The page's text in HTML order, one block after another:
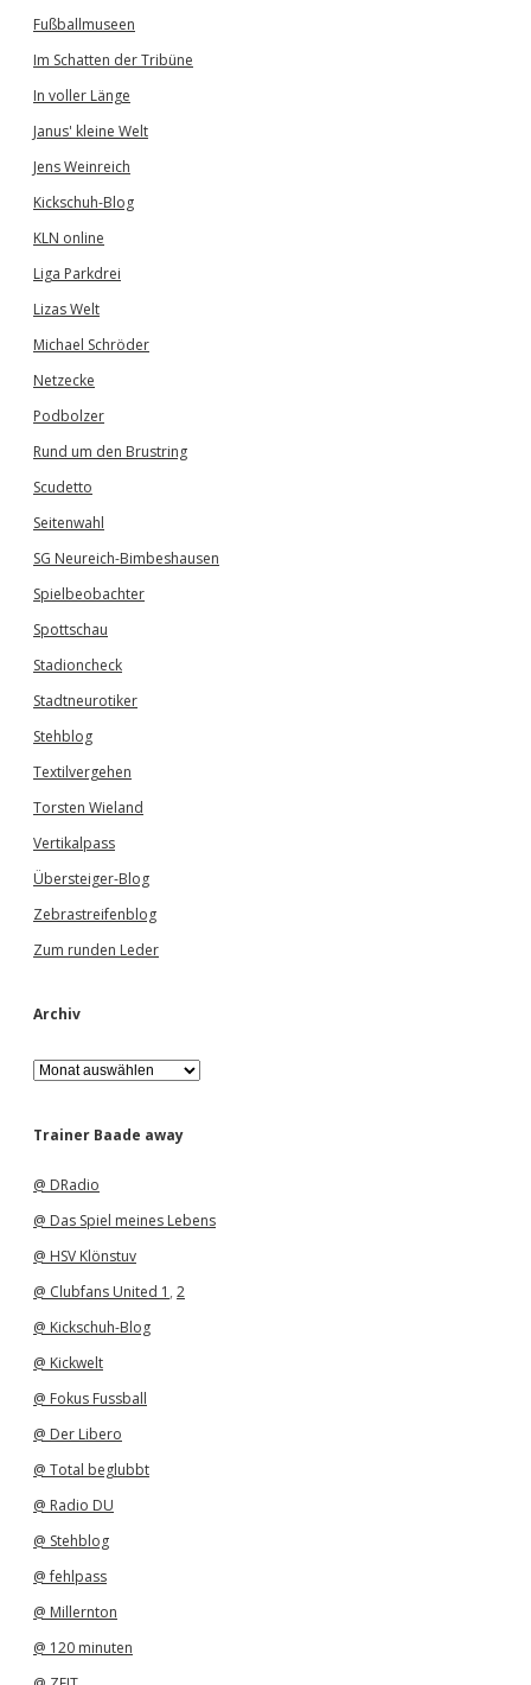
Fußballmuseen
Im Schatten der Tribüne
In voller Länge
Janus' kleine Welt
Jens Weinreich
Kickschuh-Blog
KLN online
Liga Parkdrei
Lizas Welt
Michael Schröder
Netzecke
Podbolzer
Rund um den Brustring
Scudetto
Seitenwahl
SG Neureich-Bimbeshausen
Spielbeobachter
Spottschau
Stadioncheck
Stadtneurotiker
Stehblog
Textilvergehen
Torsten Wieland
Vertikalpass
Übersteiger-Blog
Zebrastreifenblog
Zum runden Leder
Archiv
A
r
h
Trainer Baade away
@ DRadio
@ Das Spiel meines Lebens
@ HSV Klönstuv
@ Clubfans United 1 , 2
@ Kickschuh-Blog
@ Kickwelt
@ Fokus Fussball
@ Der Libero
@ Total beglubbt
@ Radio DU
@ Stehblog
@ fehlpass
@ Millernton
@ 120 minuten